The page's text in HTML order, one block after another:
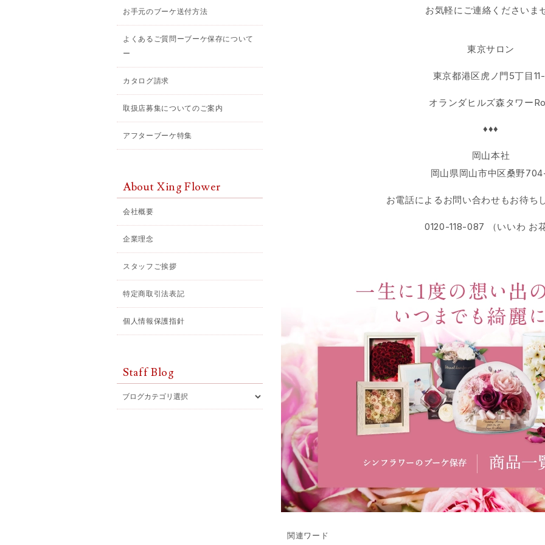
お気軽にご連絡くださいま
東京サロン
東京都港区虎ノ門5丁目11-
オランダヒルズ森タワー
♦♦♦
岡山本社
岡山県岡山市中区桑野
お電話によるお問い合わせもお待ち
0120-118-087 （いいわ お花
関連ワード
お手元のブーケ送付方法
よくあるご質問ーブーケ保存について
ー
カタログ請求
取扱店募集についてのご案内
アフターブーケ特集
About Xing Flower
会社概要
企業理念
スタッフご挨拶
特定商取引法表記
個人情報保護指針
Staff Blog